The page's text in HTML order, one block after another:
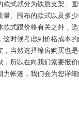
款式就分为铁质支架、
、围布的款式以及多少
款式跟价格有关之外，
这时候考虑到价格成本
，当然选择篷房购买也
，所以在向我们索要报
帐篷，我们会为您详细